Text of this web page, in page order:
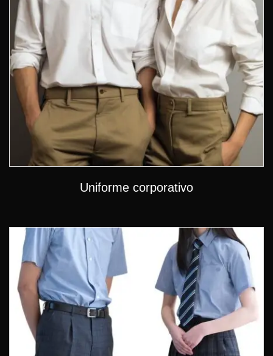
Uniforme corporativo